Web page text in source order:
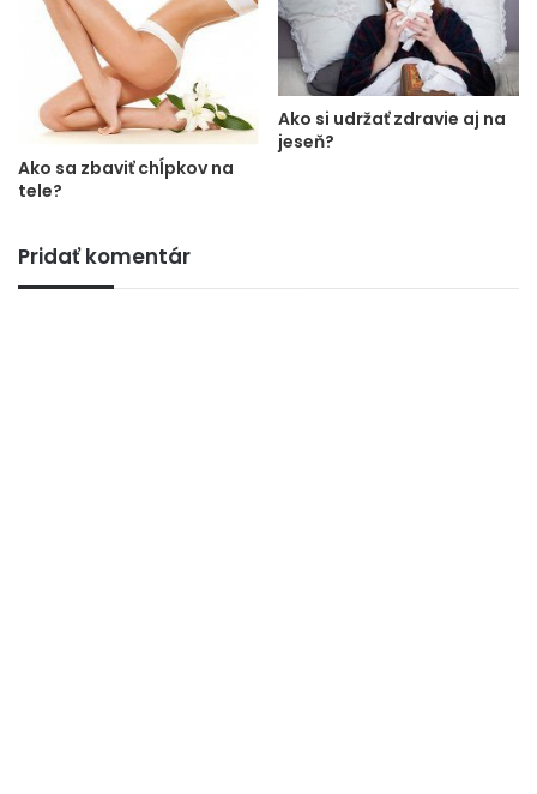
Ako sa zbaviť chĺpkov na
tele?
Ako si udržať zdravie aj na
jeseň?
Pridať komentár